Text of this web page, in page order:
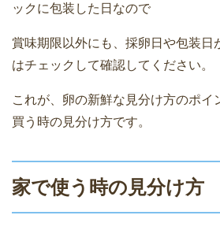
ックに包装した日なので
賞味期限以外にも、採卵日や包装日
はチェックして確認してください。
これが、卵の新鮮な見分け方のポイ
買う時の見分け方です。
家で使う時の見分け方